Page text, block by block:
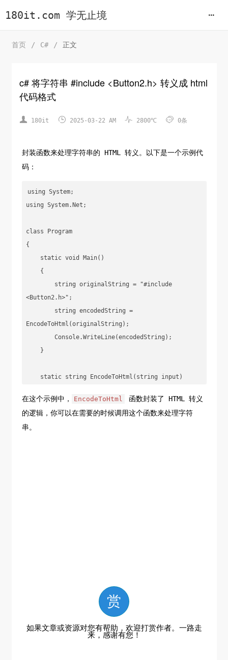
180it.com 学无止境
首页 / C# / 正文
c# 将字符串 #include <Button2.h> 转义成 html
代码格式
 180it  2025-03-22 AM  2800℃  0条
封装函数来处理字符串的 HTML 转义。以下是一个示例代
码：
using System;
using System.Net;
class Program
{
<Button2.h>";
EncodeToHtml(originalString);
        return WebUtility.HtmlEncode(input);
    }
}
在这个示例中， EncodeToHtml
函数封装了 HTML 转义
的逻辑，你可以在需要的时候调用这个函数来处理字符
串。
赏
如果文章或资源对您有帮助，欢迎打赏作者。一路走
来，感谢有您！